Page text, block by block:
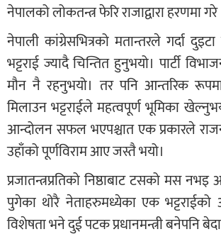
नेपालको लोकतन्त्र फेरि राजाद्वारा हरणमा गरे
नेपाली कांग्रेसभित्रको मतान्तरले गर्दा
भट्टराई ज्यादै चिन्तित हुनुभयो। पार्टी
मौन नै रहनुभयो। तर पनि आन्तरिक रूपमा
मिलाउन भट्टराईले महत्वपूर्ण भूमिका
आन्दोलन सफल भएपश्चात एक प्रकारले
उहाँको पूर्णविराम आए जस्तै भयो।
प्रजातन्त्रप्रतिको निष्ठाबाट टसको मस
पुगेका थोरै नेताहरुमध्येका एक
विशेषता भने दुई पटक प्रधानमन्त्री बनेपनि